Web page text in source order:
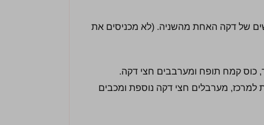
אחר זו בהפרשים של דקה האחת מהשניה. (לא מכניסים את
החדר, כוס קמח תופח ומערבבים חצי דקה.
מערבלים חצי דקה נוספת ומכבים